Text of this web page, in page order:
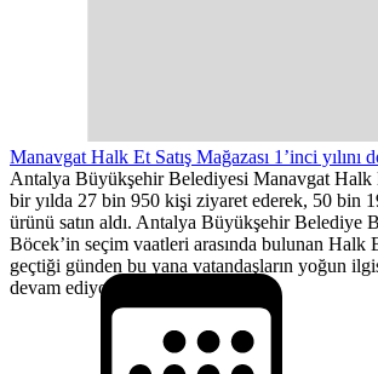
Manavgat Halk Et Satış Mağazası 1’inci yılını
Antalya Büyükşehir Belediyesi Manavgat Halk
bir yılda 27 bin 950 kişi ziyaret ederek, 50 bin
ürünü satın aldı. Antalya Büyükşehir Belediye
Böcek’in seçim vaatleri arasında bulunan Halk
geçtiği günden bu yana vatandaşların yoğun
devam ediyor....